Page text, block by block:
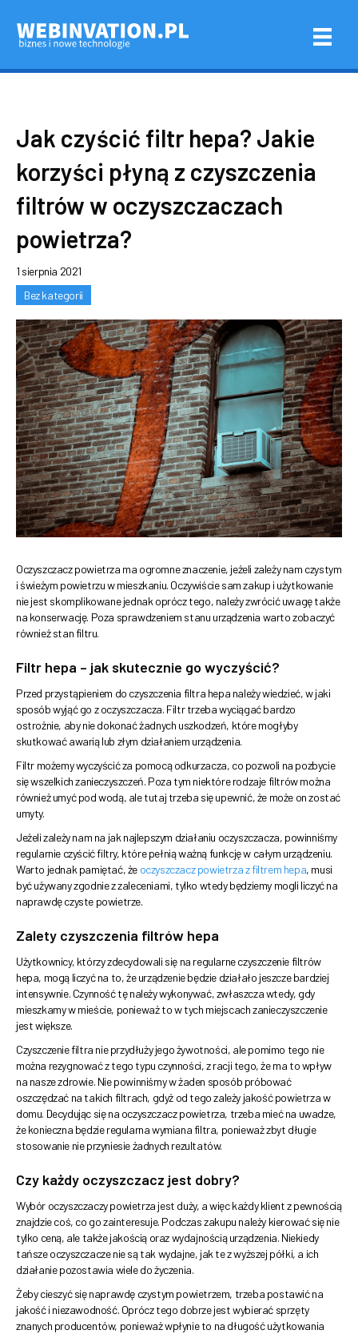
Jak czyścić filtr hepa? Jakie
korzyści płyną z czyszczenia
filtrów w oczyszczaczach
powietrza?
1 sierpnia 2021
Bez kategorii
Oczyszczacz powietrza ma ogromne znaczenie, jeżeli zależy nam czystym
i świeżym powietrzu w mieszkaniu. Oczywiście sam zakup i użytkowanie
nie jest skomplikowane jednak oprócz tego, należy zwrócić uwagę także
na konserwację. Poza sprawdzeniem stanu urządzenia warto zobaczyć
również stan filtru.
Filtr hepa – jak skutecznie go wyczyścić?
Przed przystąpieniem do czyszczenia filtra hepa należy wiedzieć, w jaki
sposób wyjąć go z oczyszczacza. Filtr trzeba wyciągać bardzo
ostrożnie, aby nie dokonać żadnych uszkodzeń, które mogłyby
skutkować awarią lub złym działaniem urządzenia.
Filtr możemy wyczyścić za pomocą odkurzacza, co pozwoli na pozbycie
się wszelkich zanieczyszczeń. Poza tym niektóre rodzaje filtrów można
również umyć pod wodą, ale tutaj trzeba się upewnić, że może on zostać
umyty.
Jeżeli zależy nam na jak najlepszym działaniu oczyszczacza, powinniśmy
regularnie czyścić filtry, które pełnią ważną funkcję w całym urządzeniu.
Warto jednak pamiętać, że oczyszczacz powietrza z filtrem hepa, musi
być używany zgodnie z zaleceniami, tylko wtedy będziemy mogli liczyć na
naprawdę czyste powietrze.
Zalety czyszczenia filtrów hepa
Użytkownicy, którzy zdecydowali się na regularne czyszczenie filtrów
hepa, mogą liczyć na to, że urządzenie będzie działało jeszcze bardziej
intensywnie. Czynność tę należy wykonywać, zwłaszcza wtedy, gdy
mieszkamy w mieście, ponieważ to w tych miejscach zanieczyszczenie
jest większe.
Czyszczenie filtra nie przydłuży jego żywotności, ale pomimo tego nie
można rezygnować z tego typu czynności, z racji tego, że ma to wpływ
na nasze zdrowie. Nie powinniśmy w żaden sposób próbować
oszczędzać na takich filtrach, gdyż od tego zależy jakość powietrza w
domu. Decydując się na oczyszczacz powietrza, trzeba mieć na uwadze,
że konieczna będzie regularna wymiana filtra, ponieważ zbyt długie
stosowanie nie przyniesie żadnych rezultatów.
Czy każdy oczyszczacz jest dobry?
Wybór oczyszczaczy powietrza jest duży, a więc każdy klient z pewnością
znajdzie coś, co go zainteresuje. Podczas zakupu należy kierować się nie
tylko ceną, ale także jakością oraz wydajnością urządzenia. Niekiedy
tańsze oczyszczacze nie są tak wydajne, jak te z wyższej półki, a ich
działanie pozostawia wiele do życzenia.
Żeby cieszyć się naprawdę czystym powietrzem, trzeba postawić na
jakość i niezawodność. Oprócz tego dobrze jest wybierać sprzęty
znanych producentów, ponieważ wpłynie to na długość użytkowania